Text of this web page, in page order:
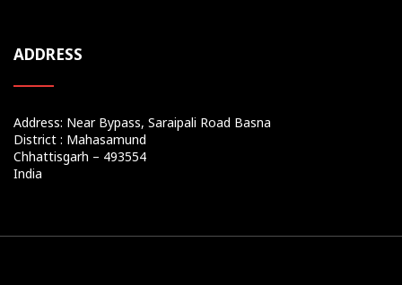
ADDRESS
Address: Near Bypass, Saraipali Road Basna
District : Mahasamund
Chhattisgarh – 493554
India